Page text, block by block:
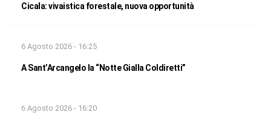
Cicala: vivaistica forestale, nuova opportunità
6 Agosto 2026 - 16:25
A Sant’Arcangelo la “Notte Gialla Coldiretti”
6 Agosto 2026 - 16:20